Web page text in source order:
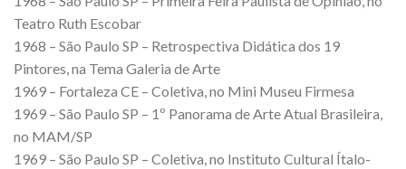
Teatro Ruth Escobar
1968 – São Paulo SP – Retrospectiva Didática dos 19
Pintores, na Tema Galeria de Arte
1969 – Fortaleza CE – Coletiva, no Mini Museu Firmesa
1969 – São Paulo SP – 1º Panorama de Arte Atual Brasileira,
no MAM/SP
1969 – São Paulo SP – Coletiva, no Instituto Cultural Ítalo-